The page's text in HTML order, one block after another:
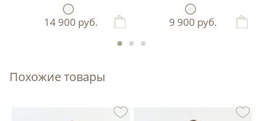
14 900 руб. 9 900 руб.
Похожие товары